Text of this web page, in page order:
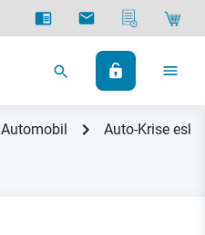
Automobil Auto-Krise